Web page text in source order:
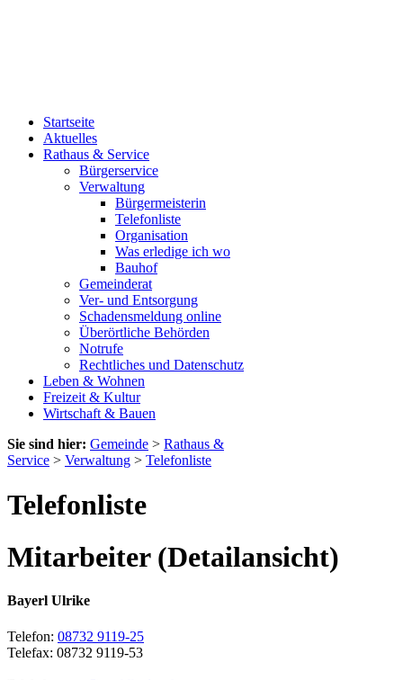
Startseite
Aktuelles
Rathaus & Service
Bürgerservice
Verwaltung
Bürgermeisterin
Telefonliste
Organisation
Was erledige ich wo
Bauhof
Gemeinderat
Ver- und Entsorgung
Schadensmeldung online
Überörtliche Behörden
Notrufe
Rechtliches und Datenschutz
Leben & Wohnen
Freizeit & Kultur
Wirtschaft & Bauen
Sie sind hier: Gemeinde > Rathaus &
Service > Verwaltung > Telefonliste
Telefonliste
Mitarbeiter (Detailansicht)
Bayerl Ulrike
Telefon: 08732 9119-25
Telefax: 08732 9119-53